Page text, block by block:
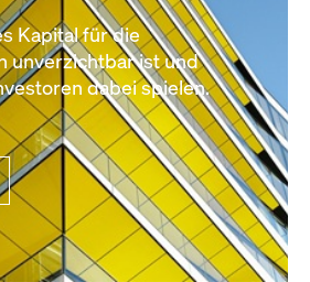
Kapital für die
unverzichtbar ist und
dabei spielen.